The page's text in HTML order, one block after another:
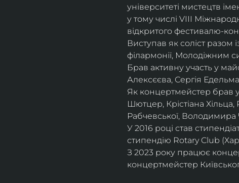
університеті мистецтв
у тому числі VIII
відкритого фестивалю-
Виступав як соліст
філармонії, Молодіжним
Брав активну участь у
Алексєєва, Сергія
Як концертмейстер брав
Шютцер, Крістіана
Рабчевської,
У 2016 році став
стипендію Rotary Club
З 2023 року працює
концертмейстер